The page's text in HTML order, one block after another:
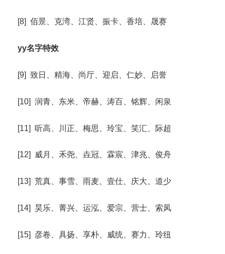
[8] 佰景、克湾、江贤、振卡、香培、晟赛
yy名字特效
[9] 致日、精海、尚厅、迎启、仁妙、启誉
[10] 润青、东米、帝赫、涛百、铭辉、闲泉
[11] 听高、川正、梅思、玲宝、笑汇、际超
[12] 威月、禾尧、垚冠、霖宸、津兆、俊舟
[13] 荒真、事雪、雨麦、壹仕、庆大、道少
[14] 昊乐、菁兴、运泓、爱宗、营士、索凤
[15] 彦卷、具扬、享朴、威统、赛力、玲纽